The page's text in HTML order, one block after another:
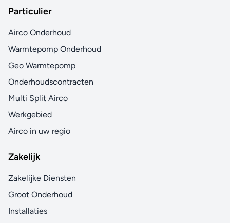
Particulier
Airco Onderhoud
Warmtepomp Onderhoud
Geo Warmtepomp
Onderhoudscontracten
Multi Split Airco
Werkgebied
Airco in uw regio
Zakelijk
Zakelijke Diensten
Groot Onderhoud
Installaties